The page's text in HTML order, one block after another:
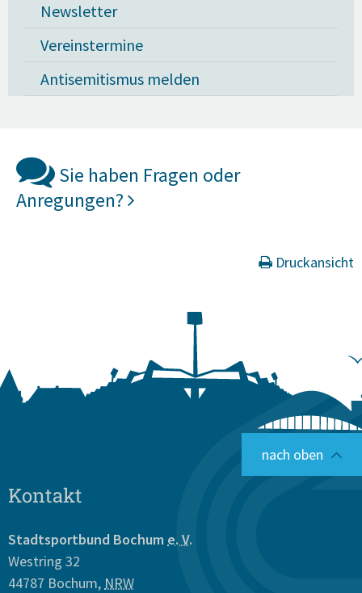
Newsletter
Vereinstermine
Antisemitismus melden
Sie haben Fragen oder
Anregungen?
Druckansicht
nach oben
Kontakt
Stadtsportbund Bochum e. V.
Westring 32
44787 Bochum, NRW